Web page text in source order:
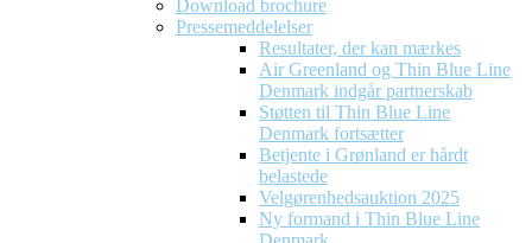
Download brochure
Pressemeddelelser
Resultater, der kan mærkes
Air Greenland og Thin Blue Line
Denmark indgår partnerskab
Støtten til Thin Blue Line
Denmark fortsætter
Betjente i Grønland er hårdt
belastede
Velgørenhedsauktion 2025
Ny formand i Thin Blue Line